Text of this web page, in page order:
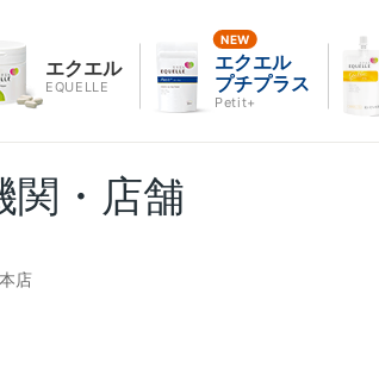
エクエル
EQUELLE
エクエル
プチプラス
Petit+
関・店舗
店